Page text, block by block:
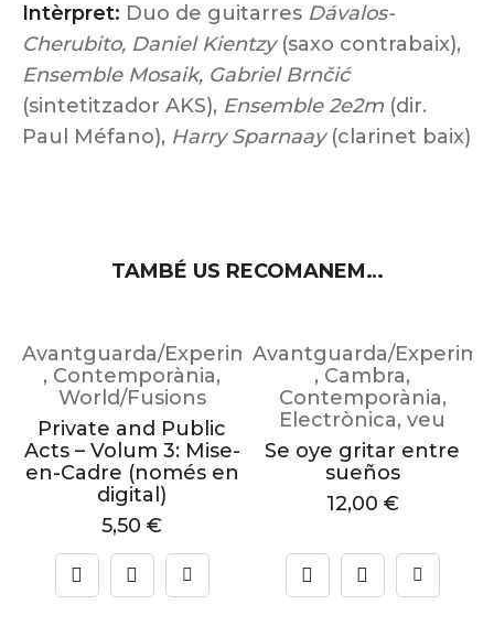
Intèrpret: Duo de guitarres Dávalos-
Cherubito, Daniel Kientzy(saxo contrabaix),
Ensemble Mosaik, Gabriel Brnčić
(sintetitzador AKS), Ensemble 2e2m (dir.
Paul Méfano), Harry Sparnaay(clarinet baix)
TAMBÉ US RECOMANEM…
Avantguarda/Experimental
, Contemporània,
World/Fusions
Private and Public
Acts – Volum 3: Mise-
en-Cadre (només en
digital)
5,50 €
Avantguarda/
, Cambra,
Contemporània,
Electrònica, veu
Se oye gritar entre
sueños
12,00 €